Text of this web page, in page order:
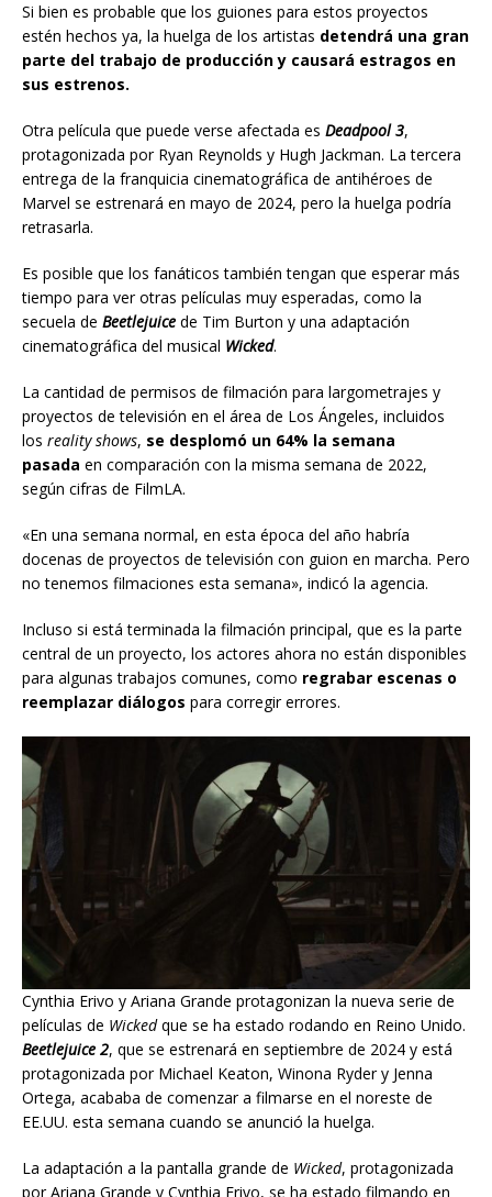
Si bien es probable que los guiones para estos proyectos
estén hechos ya, la huelga de los artistas detendrá una gran
parte del trabajo de producción y causará estragos en
sus estrenos.
Otra película que puede verse afectada es Deadpool 3,
protagonizada por Ryan Reynolds y Hugh Jackman. La tercera
entrega de la franquicia cinematográfica de antihéroes de
Marvel se estrenará en mayo de 2024, pero la huelga podría
retrasarla.
Es posible que los fanáticos también tengan que esperar más
tiempo para ver otras películas muy esperadas, como la
secuela de Beetlejuice de Tim Burton y una adaptación
cinematográfica del musical Wicked.
La cantidad de permisos de filmación para largometrajes y
proyectos de televisión en el área de Los Ángeles, incluidos
los reality shows, se desplomó un 64% la semana
pasada en comparación con la misma semana de 2022,
según cifras de FilmLA.
«En una semana normal, en esta época del año habría
docenas de proyectos de televisión con guion en marcha. Pero
no tenemos filmaciones esta semana», indicó la agencia.
Incluso si está terminada la filmación principal, que es la parte
central de un proyecto, los actores ahora no están disponibles
para algunas trabajos comunes, como regrabar escenas o
reemplazar diálogos para corregir errores.
Cynthia Erivo y Ariana Grande protagonizan la nueva serie de
películas de Wickedque se ha estado rodando en Reino Unido.
Beetlejuice 2, que se estrenará en septiembre de 2024 y está
protagonizada por Michael Keaton, Winona Ryder y Jenna
Ortega, acababa de comenzar a filmarse en el noreste de
EE.UU. esta semana cuando se anunció la huelga.
La adaptación a la pantalla grande de Wicked, protagonizada
por Ariana Grande y Cynthia Erivo, se ha estado filmando en